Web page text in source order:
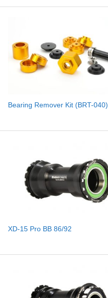
Bearing Remover Kit (BRT-040)
XD-15 Pro BB 86/92